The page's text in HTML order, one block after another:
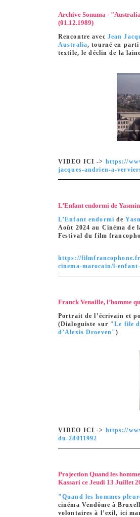
Archive Sonuma -
(01.12.1989)
Rencontre avec Jean
Australia, tourné en parti
textile, le déclin de la
VIDEO ICI -> https://
jacques-andrien-a-
L’Enfant endormi de
L’Enfant endormi de
Août 2024 au Cinéma de
Festival du film
https://
cinema-marocain/l-
Franck Venaille, l’homme
Portrait de l’écrivain et
(Dialoguiste sur "Le file
d’Alexis Droeven")
VIDEO ICI -> https://
du-28011992
Projection Quand les
Kassari ce Jeudi 13 Juillet
"Quand les hommes
cinéma Vendôme à
volontaires à l’exil, ici